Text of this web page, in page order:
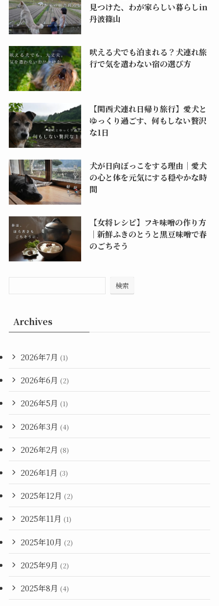
見つけた、わが家らしい暮らしin
丹波篠山
吠える犬でも泊まれる？犬連れ旅
行で気を遣わない宿の選び方
【関西犬連れ日帰り旅行】愛犬と
ゆっくり過ごす、何もしない贅沢
な1日
犬が日向ぼっこをする理由｜愛犬
の心と体を元気にする穏やかな時
間
【女将レシピ】フキ味噌の作り方
｜新鮮ふきのとうと黒豆味噌で春
のごちそう
検索
Archives
2026年7月 (1)
2026年6月 (2)
2026年5月 (1)
2026年3月 (4)
2026年2月 (8)
2026年1月 (3)
2025年12月 (2)
2025年11月 (1)
2025年10月 (2)
2025年9月 (2)
2025年8月 (4)